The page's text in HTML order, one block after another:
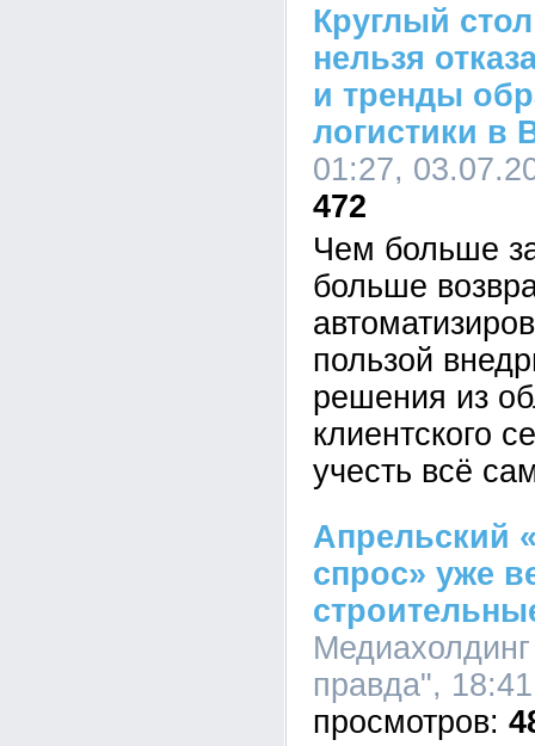
Круглый
нельзя
и тренды
логистики в
01:27,
472
Чем больше
больше
пользой
решения из
клиентского
учесть всё
Апрельский
спрос» уже
правда",